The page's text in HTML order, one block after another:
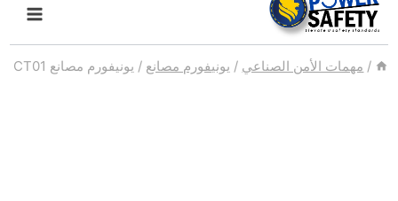
/ مهمات الأمن الصناعي / يونيفورم مصانع / يونيفورم مصانع CT01